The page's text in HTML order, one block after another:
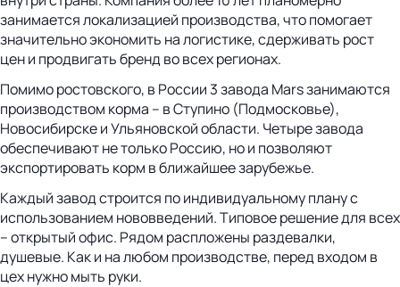
занимается локализацией производства, что помогает
значительно экономить на логистике, сдерживать рост
цен и продвигать бренд во всех регионах.
Помимо ростовского, в России 3 завода Mars занимаются
производством корма – в Ступино (Подмосковье),
Новосибирске и Ульяновской области. Четыре завода
обеспечивают не только Россию, но и позволяют
экспортировать корм в ближайшее зарубежье.
Каждый завод строится по индивидуальному плану с
использованием нововведений. Типовое решение для всех
– открытый офис. Рядом распложены раздевалки,
душевые. Как и на любом производстве, перед входом в
цех нужно мыть руки.